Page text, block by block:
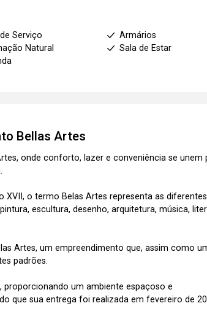
Serviço
Armários
Natural
Sala de Estar
Bellas Artes
onde conforto, lazer e conveniência se unem
XVII, o termo Belas Artes representa as diferentes
escultura, desenho, arquitetura, música,
Artes, um empreendimento que, assim como
padrões.
um ambiente espaçoso e
que sua entrega foi realizada em fevereiro de